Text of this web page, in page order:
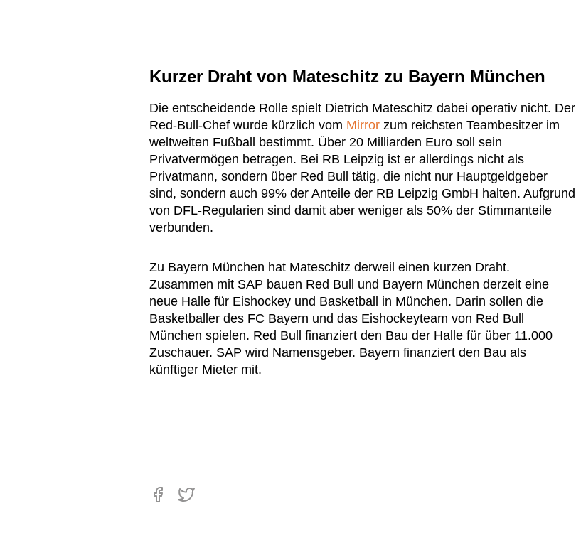
Kurzer Draht von Mateschitz zu Bayern München
Die entscheidende Rolle spielt Dietrich Mateschitz dabei operativ nicht. Der
Red-Bull-Chef wurde kürzlich vom Mirror zum reichsten Teambesitzer im
weltweiten Fußball bestimmt. Über 20 Milliarden Euro soll sein
Privatvermögen betragen. Bei RB Leipzig ist er allerdings nicht als
Privatmann, sondern über Red Bull tätig, die nicht nur Hauptgeldgeber
sind, sondern auch 99% der Anteile der RB Leipzig GmbH halten. Aufgrund
von DFL-Regularien sind damit aber weniger als 50% der Stimmanteile
verbunden.
Zu Bayern München hat Mateschitz derweil einen kurzen Draht.
Zusammen mit SAP bauen Red Bull und Bayern München derzeit eine
neue Halle für Eishockey und Basketball in München. Darin sollen die
Basketballer des FC Bayern und das Eishockeyteam von Red Bull
München spielen. Red Bull finanziert den Bau der Halle für über 11.000
Zuschauer. SAP wird Namensgeber. Bayern finanziert den Bau als
künftiger Mieter mit.